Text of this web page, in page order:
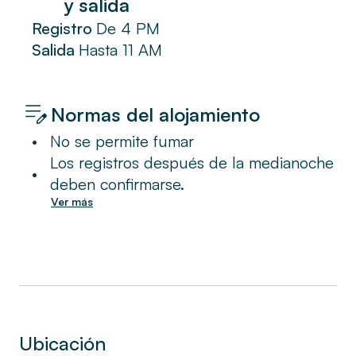
y salida
Registro De 4 PM
Salida Hasta 11 AM
Normas del alojamiento
•
No se permite fumar
•
Los registros después de la medianoche
deben confirmarse.
Ver más
Ubicación